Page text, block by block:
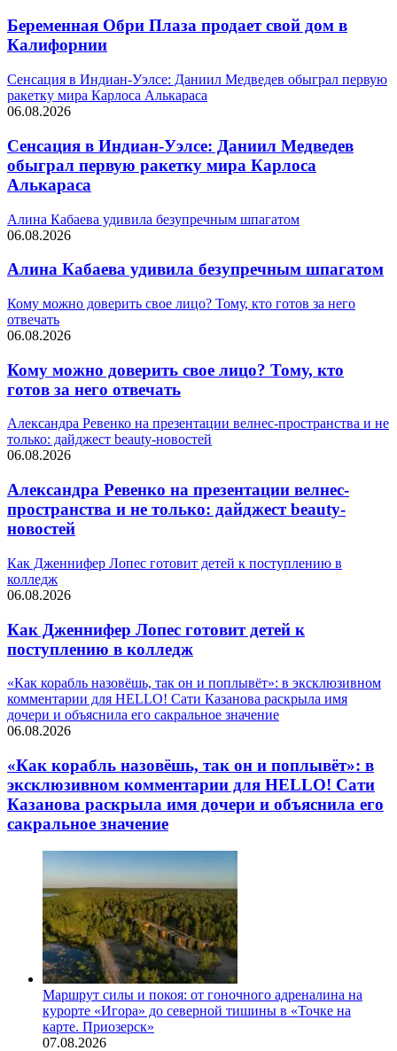
Беременная Обри Плаза продает свой дом в
Калифорнии
Сенсация в Индиан‑Уэлсе: Даниил Медведев обыграл первую
ракетку мира Карлоса Алькараса
06.08.2026
Сенсация в Индиан‑Уэлсе: Даниил Медведев
обыграл первую ракетку мира Карлоса
Алькараса
Алина Кабаева удивила безупречным шпагатом
06.08.2026
Алина Кабаева удивила безупречным шпагатом
Кому можно доверить свое лицо? Тому, кто готов за него
отвечать
06.08.2026
Кому можно доверить свое лицо? Тому, кто
готов за него отвечать
Александра Ревенко на презентации велнес-пространства и не
только: дайджест beauty-новостей
06.08.2026
Александра Ревенко на презентации велнес-
пространства и не только: дайджест beauty-
новостей
Как Дженнифер Лопес готовит детей к поступлению в
колледж
06.08.2026
Как Дженнифер Лопес готовит детей к
поступлению в колледж
«Как корабль назовёшь, так он и поплывёт»: в эксклюзивном
комментарии для HELLO! Сати Казанова раскрыла имя
дочери и объяснила его сакральное значение
06.08.2026
«Как корабль назовёшь, так он и поплывёт»: в
эксклюзивном комментарии для HELLO! Сати
Казанова раскрыла имя дочери и объяснила его
сакральное значение
Маршрут силы и покоя: от гоночного адреналина на
курорте «Игора» до северной тишины в «Точке на
карте. Приозерск»
07.08.2026